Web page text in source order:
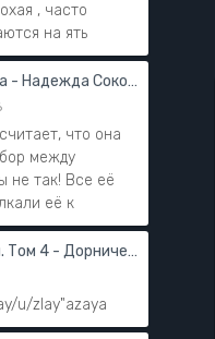
, часто
на ять
Леди-иномирянка - Надежда Соколова
что она
между
не так! Все её
её к
Пожиратель душ. Том 4 - Дорничев Дмитрий
u/zlay"azaya